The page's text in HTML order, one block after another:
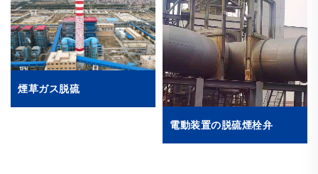
煙草ガス脱硫
電動装置の脱硫煙栓弁